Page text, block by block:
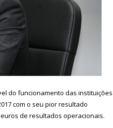
do funcionamento das instituições
com o seu pior resultado
euros de resultados operacionais.